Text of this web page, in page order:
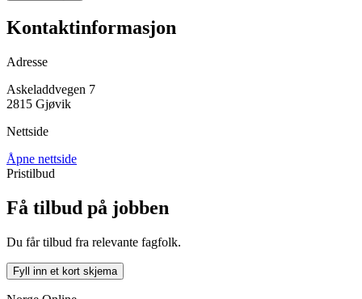
Kontaktinformasjon
Adresse
Askeladdvegen 7
2815 Gjøvik
Nettside
Åpne nettside
Pristilbud
Få tilbud på jobben
Du får tilbud fra relevante fagfolk.
Fyll inn et kort skjema